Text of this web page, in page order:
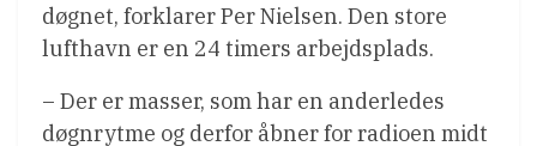
døgnet, forklarer Per Nielsen. Den store
lufthavn er en 24 timers arbejdsplads.
– Der er masser, som har en anderledes
døgnrytme og derfor åbner for radioen midt